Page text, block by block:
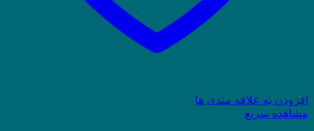
افزودن به علاقه مندی ها
مشاهده سریع